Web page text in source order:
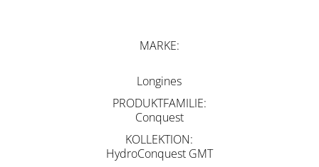
MARKE
Longines
PRODUKTFAMILIE
Conquest
KOLLEKTION
HydroConquest GMT